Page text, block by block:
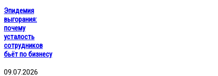
Эпидемия
выгорания:
почему
усталость
сотрудников
бьёт по бизнесу
09.07.2026